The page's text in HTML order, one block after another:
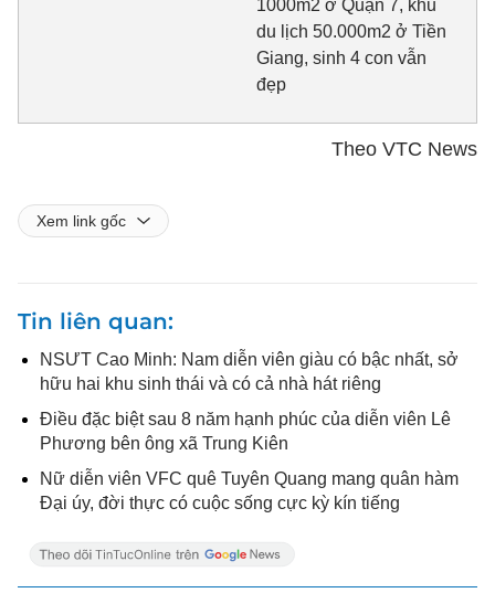
1000m2 ở Quận 7, khu
du lịch 50.000m2 ở Tiền
Giang, sinh 4 con vẫn
đẹp
Theo VTC News
Xem link gốc
Tin liên quan
NSƯT Cao Minh: Nam diễn viên giàu có bậc nhất, sở
hữu hai khu sinh thái và có cả nhà hát riêng
Điều đặc biệt sau 8 năm hạnh phúc của diễn viên Lê
Phương bên ông xã Trung Kiên
Nữ diễn viên VFC quê Tuyên Quang mang quân hàm
Đại úy, đời thực có cuộc sống cực kỳ kín tiếng